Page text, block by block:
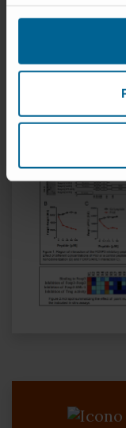
inhibiendo
asociación
los
permitido
P60 con
Treg y